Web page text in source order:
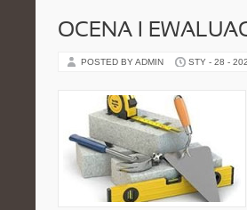
OCENA I
POSTED BY ADMIN STY - 28 -